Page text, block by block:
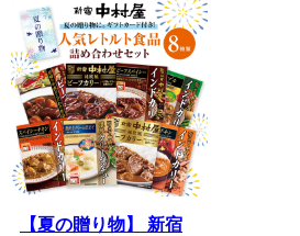
【夏の贈り物】 新宿